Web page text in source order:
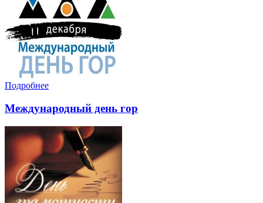
Подробнее
Международный день гор